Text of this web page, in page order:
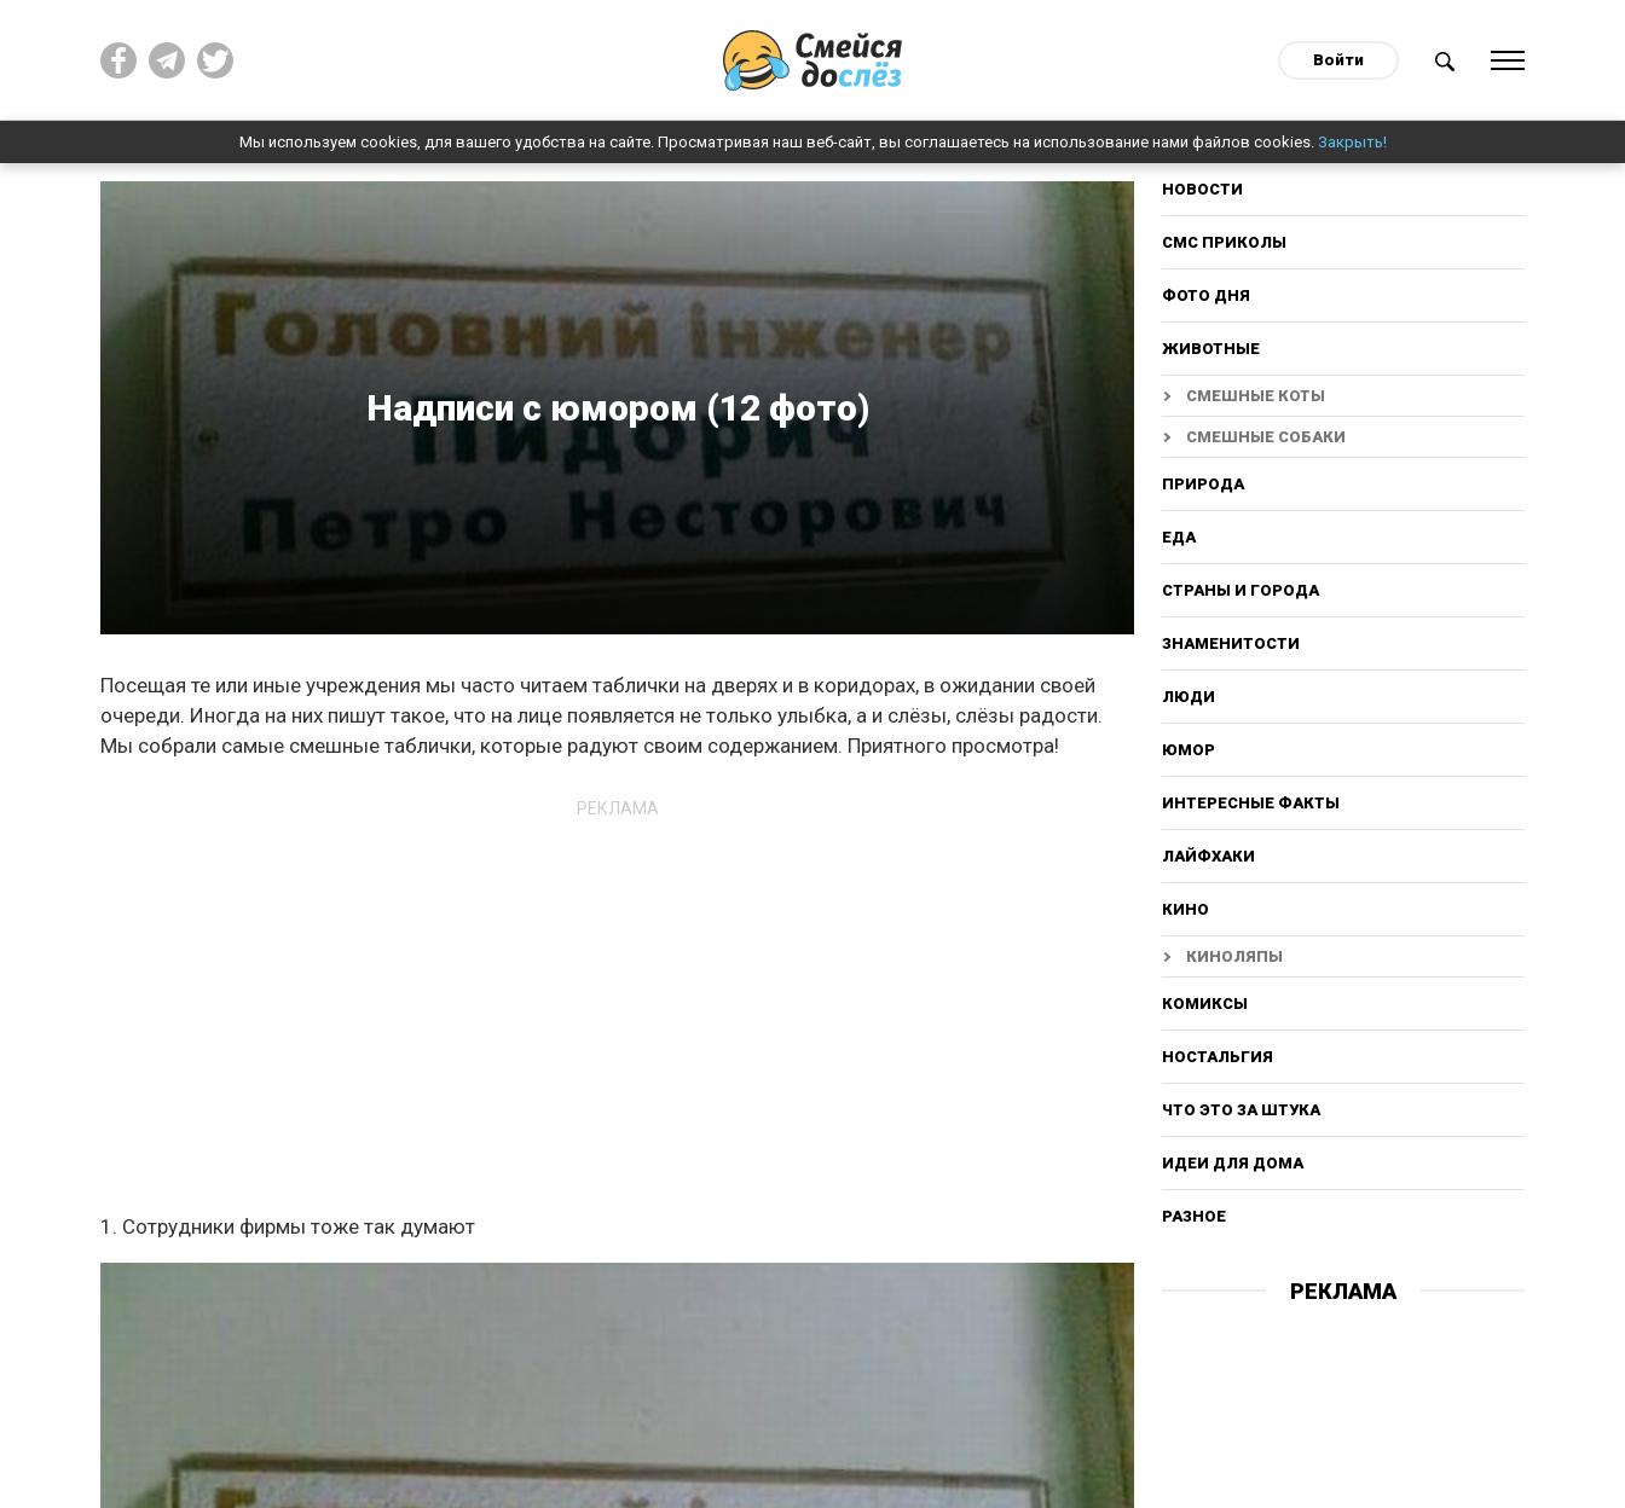
Войти
Мы используем cookies, для вашего удобства на сайте. Просматривая наш веб-сайт, вы соглашаетесь на использование нами файлов cookies. Закрыть!
Надписи с юмором (12 фото)
Посещая те или иные учреждения мы часто читаем таблички на дверях и в коридорах, в ожидании своей
очереди. Иногда на них пишут такое, что на лице появляется не только улыбка, а и слёзы, слёзы радости.
Мы собрали самые смешные таблички, которые радуют своим содержанием. Приятного просмотра!
РЕКЛАМА
1. Сотрудники фирмы тоже так думают
НОВОСТИ
СМС ПРИКОЛЫ
ФОТО ДНЯ
ЖИВОТНЫЕ
СМЕШНЫЕ КОТЫ
СМЕШНЫЕ СОБАКИ
ПРИРОДА
ЕДА
СТРАНЫ И ГОРОДА
ЗНАМЕНИТОСТИ
ЛЮДИ
ЮМОР
ИНТЕРЕСНЫЕ ФАКТЫ
ЛАЙФХАКИ
КИНО
КИНОЛЯПЫ
КОМИКСЫ
НОСТАЛЬГИЯ
ЧТО ЭТО ЗА ШТУКА
ИДЕИ ДЛЯ ДОМА
РАЗНОЕ
РЕКЛАМА